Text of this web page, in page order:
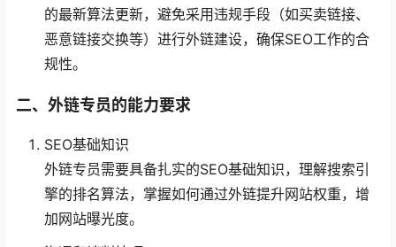
的最新算法更新，避免采用违规手段（如买卖链接、
恶意链接交换等）进行外链建设，确保SEO工作的合
规性。
二、外链专员的能力要求
SEO基础知识
外链专员需要具备扎实的SEO基础知识，理解搜索引
擎的排名算法，掌握如何通过外链提升网站权重，增
加网站曝光度。